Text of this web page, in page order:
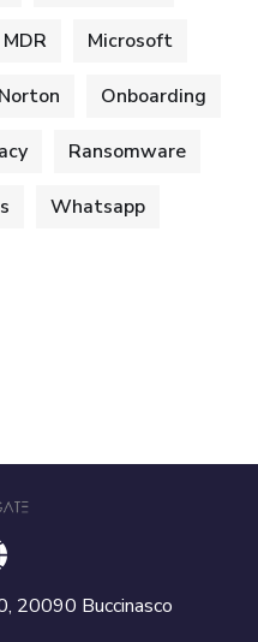
MDR Microsoft
Norton Onboarding
Ransomware
Whatsapp
20090 Buccinasco